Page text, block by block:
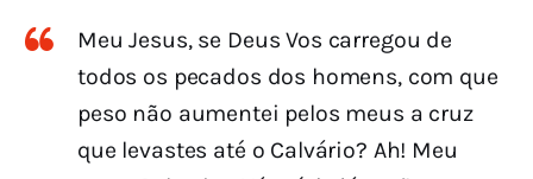
Meu Jesus, se Deus Vos carregou de
todos os pecados dos homens, com que
peso não aumentei pelos meus a cruz
que levastes até o Calvário? Ah! Meu